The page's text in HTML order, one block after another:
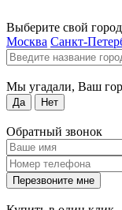
Выберите свой
Москва Санкт-
Мы угадали, Ваш
Да Нет
Обратный звонок
Перезвоните мне